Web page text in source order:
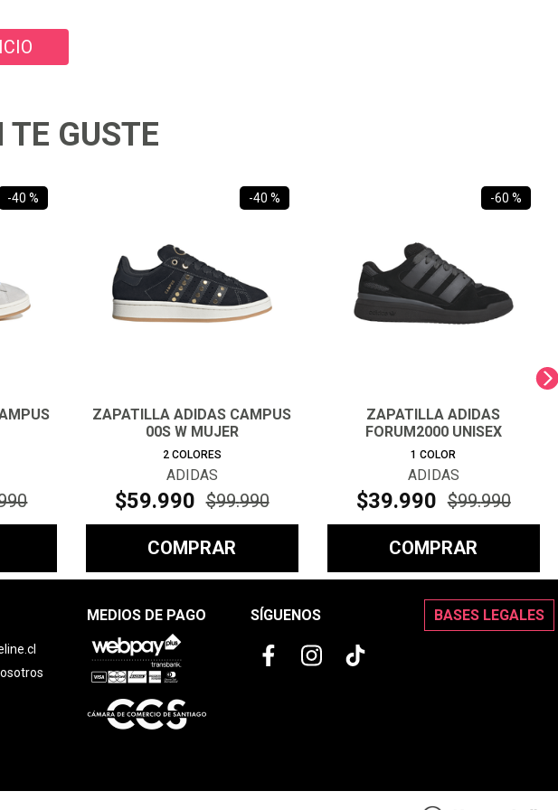
GUSTE
-40 % -40 %
ZAPATILLA ADIDAS CAMPUS
00S W MUJER
2 COLORES
ADIDAS
$59.990 $99.990
COMPRAR
-60 %
ZAPATILLA ADIDAS
FORUM2000 UNISEX
1 COLOR
ADIDAS
$39.990 $99.990
COMPRAR
MEDIOS DE PAGO SÍGUENOS BASES LEGALES